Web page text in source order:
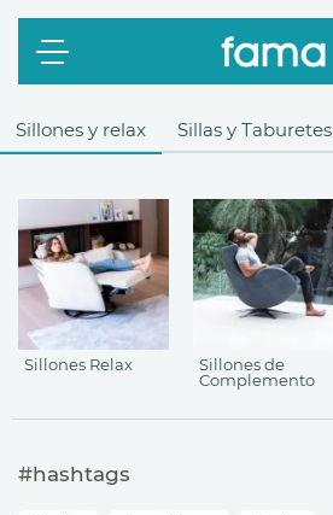
Sillones y relax
Sillones Relax
Sillones de
Complemento
Sillas y Taburetes
#hashtags